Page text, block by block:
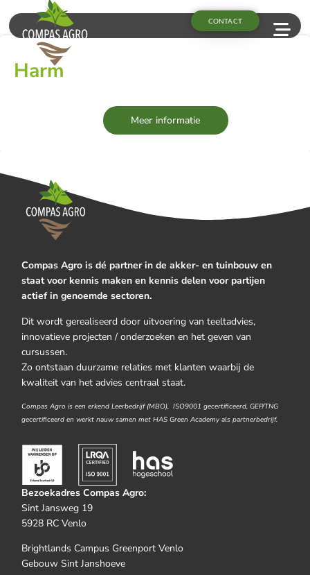
CONTACT
Harm
Meer informatie
Compas Agro is dé partner in de akker- en tuinbouw en
staat voor kennis maken en kennis delen voor partijen
actief in genoemde sectoren.
Dit wordt gerealiseerd door uitvoering van teeltadvies,
innovatieve projecten / onderzoeken en het geven van
cursussen.
Zo ontstaan duurzame relaties met klanten waarbij de
kwaliteit van het advies centraal staat.
Compas Agro is een erkend Leerbedrijf (MBO), ISO9001 gecertificeerd, GEP/TNG
gecertificeerd en werkt nauw samen met HAS Green Academy als partnerbedrijf.
Bezoekadres Compas Agro:
Sint Jansweg 19
5928 RC Venlo
Brightlands Campus Greenport Venlo
Gebouw Sint Janshoeve